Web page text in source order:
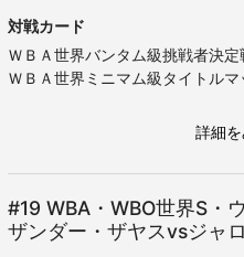
対戦カード
ＷＢＡ世界バンタム級挑戦者
ＷＢＡ世界ミニマム級タイト
詳細
#19 WBA・WBO世界S・
ザンダー・ザヤスvsジャ